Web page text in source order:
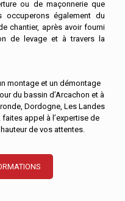
ou de maçonnerie que
occuperons également du
chantier, après avoir fourni
de levage et à travers la
montage et un démontage
du bassin d’Arcachon et à
Dordogne, Les Landes
appel à l’expertise de
de vos attentes.